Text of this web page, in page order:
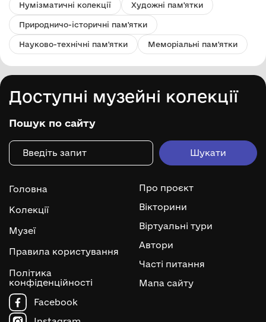
Нумізматичні колекції Художні пам'ятки
Природничо-історичні пам'ятки
Науково-технічні пам'ятки Меморіальні пам'ятки
Доступні музейні колекції
Пошук по сайту
Головна
Колекції
Музеї
Правила користування
Політика
конфіденційності
Про проєкт
Вікторини
Віртуальні тури
Автори
Часті питання
Мапа сайту
Facebook